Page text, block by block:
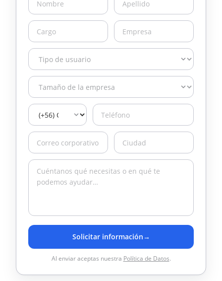
Solicitar información→
Al enviar aceptas nuestra Política de Datos.